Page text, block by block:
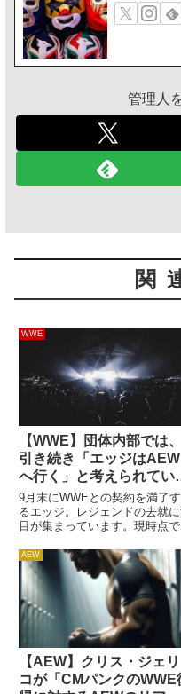
管理人
関
WWE
【WWE】団体内部では、
引き続き「エッジはAEW
へ行く」と考えられてい
と報じられる。しかし、
AEWジム・ロスは懐疑的
9月末にWWEとの契約を満了す
るエッジ。レジェンドの去就
目が集まっています。現時点
きな決断をためらっています。
WWE残留か、他団体移籍か、
退か…。何がどうなってもおか
くありません。以前、「エッ
要...
AEW
【AEW】クリス・ジェリ
コが「CMパンクのWWE